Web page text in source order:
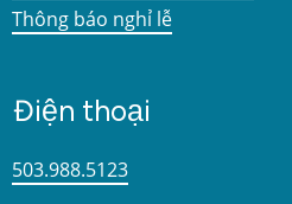
Thông báo nghỉ lễ
Điện thoại
503.988.5123